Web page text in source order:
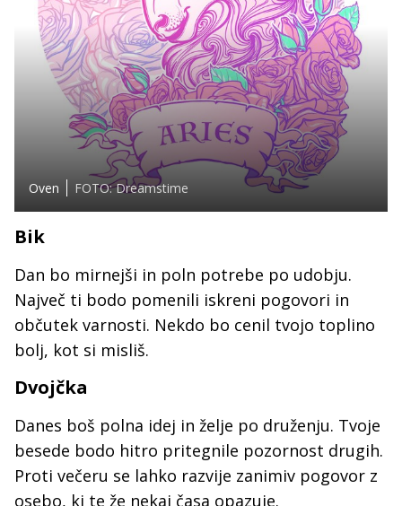
Oven FOTO: Dreamstime
Bik
Dan bo mirnejši in poln potrebe po udobju.
Največ ti bodo pomenili iskreni pogovori in
občutek varnosti. Nekdo bo cenil tvojo toplino
bolj, kot si misliš.
Dvojčka
Danes boš polna idej in želje po druženju. Tvoje
besede bodo hitro pritegnile pozornost drugih.
Proti večeru se lahko razvije zanimiv pogovor z
osebo, ki te že nekaj časa opazuje.